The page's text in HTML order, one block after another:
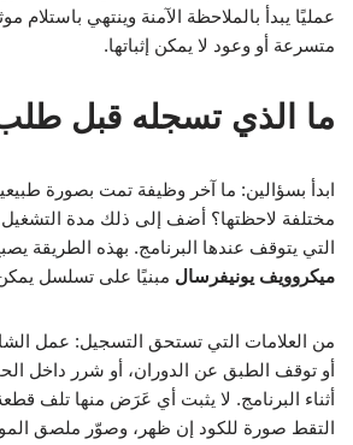
عمليًا يبدأ بالملاحظة الآمنة وينتهي
متسرعة أو وعود لا يمكن إثباتها.
ما الذي تسجله قبل طلب
ابدأ بسؤالين: ما آخر وظيفة تمت بصورة
مختلفة لاحظتها؟ أضف إلى ذلك مدة التشغيل
التي يتوقف عندها البرنامج. بهذه الطريقة
ميكروويف يونيفرسال مبنيًا على تسلسل يمكن
من العلامات التي تستحق التسجيل: عمل
أو توقف الطبق عن الدوران، أو شرر داخل
أثناء البرنامج. لا يثبت أي عَرَض منها تلف
التقط صورة للكود إن ظهر، وصوّر ملصق